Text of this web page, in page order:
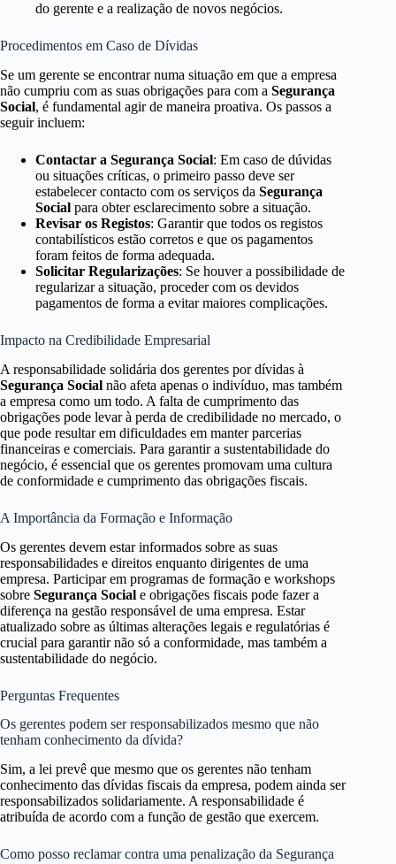
do gerente e a realização de novos negócios.
Procedimentos em Caso de Dívidas
Se um gerente se encontrar numa situação em que a empresa
não cumpriu com as suas obrigações para com a Segurança
Social, é fundamental agir de maneira proativa. Os passos a
seguir incluem:
Contactar a Segurança Social: Em caso de dúvidas
ou situações críticas, o primeiro passo deve ser
estabelecer contacto com os serviços da Segurança
Social para obter esclarecimento sobre a situação.
Revisar os Registos: Garantir que todos os registos
contabilísticos estão corretos e que os pagamentos
foram feitos de forma adequada.
Solicitar Regularizações: Se houver a possibilidade de
regularizar a situação, proceder com os devidos
pagamentos de forma a evitar maiores complicações.
Impacto na Credibilidade Empresarial
A responsabilidade solidária dos gerentes por dívidas à
Segurança Social não afeta apenas o indivíduo, mas também
a empresa como um todo. A falta de cumprimento das
obrigações pode levar à perda de credibilidade no mercado, o
que pode resultar em dificuldades em manter parcerias
financeiras e comerciais. Para garantir a sustentabilidade do
negócio, é essencial que os gerentes promovam uma cultura
de conformidade e cumprimento das obrigações fiscais.
A Importância da Formação e Informação
Os gerentes devem estar informados sobre as suas
responsabilidades e direitos enquanto dirigentes de uma
empresa. Participar em programas de formação e workshops
sobre Segurança Social e obrigações fiscais pode fazer a
diferença na gestão responsável de uma empresa. Estar
atualizado sobre as últimas alterações legais e regulatórias é
crucial para garantir não só a conformidade, mas também a
sustentabilidade do negócio.
Perguntas Frequentes
Os gerentes podem ser responsabilizados mesmo que não
tenham conhecimento da dívida?
Sim, a lei prevê que mesmo que os gerentes não tenham
conhecimento das dívidas fiscais da empresa, podem ainda ser
responsabilizados solidariamente. A responsabilidade é
atribuída de acordo com a função de gestão que exercem.
Como posso reclamar contra uma penalização da Segurança